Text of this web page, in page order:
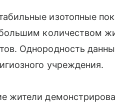
изотопные
большим количеством
Однородность
учреждения.
жители